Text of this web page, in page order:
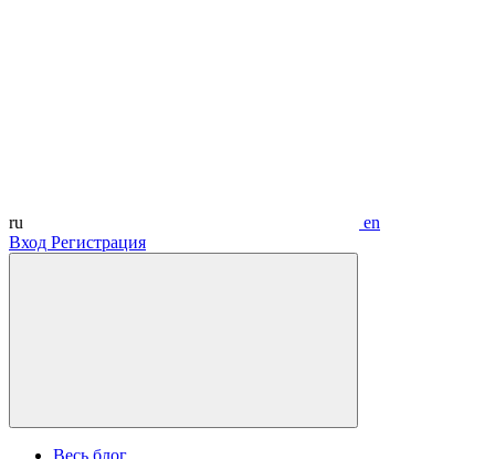
ru
en
Вход Регистрация
Весь блог